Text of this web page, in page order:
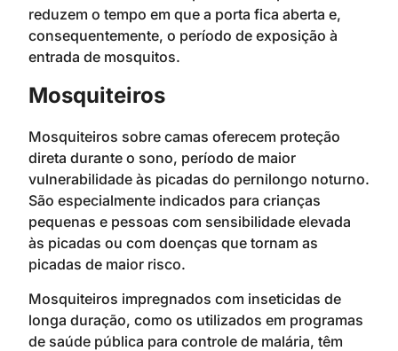
reduzem o tempo em que a porta fica aberta e,
consequentemente, o período de exposição à
entrada de mosquitos.
Mosquiteiros
Mosquiteiros sobre camas oferecem proteção
direta durante o sono, período de maior
vulnerabilidade às picadas do pernilongo noturno.
São especialmente indicados para crianças
pequenas e pessoas com sensibilidade elevada
às picadas ou com doenças que tornam as
picadas de maior risco.
Mosquiteiros impregnados com inseticidas de
longa duração, como os utilizados em programas
de saúde pública para controle de malária, têm